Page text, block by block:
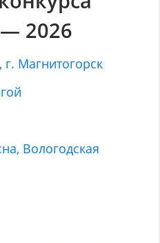
2026
Магнитогорск
Вологодская